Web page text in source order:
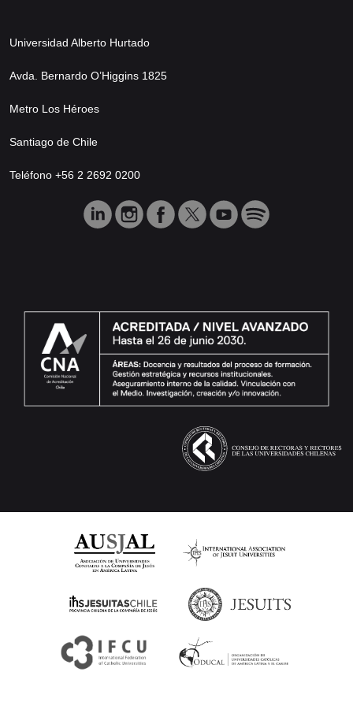
Universidad Alberto Hurtado
Avda. Bernardo O’Higgins 1825
Metro Los Héroes
Santiago de Chile
Teléfono +56 2 2692 0200